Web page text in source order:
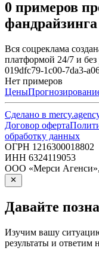
0 примеров
Вся соцреклама
платформой 24/7 и без
019dfc79-1c00-7da3-
Нет примеров
Цены
Сделано в
Договор оферта
обработку данных
ОГРН 1216300018802
ИНН 6324119053
ООО «Мерси Агенси»,
Давайте
Изучим вашу
результаты и ответим